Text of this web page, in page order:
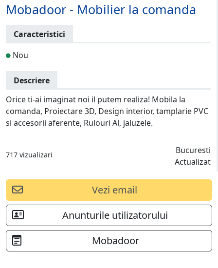
Mobadoor - Mobilier la comanda
Caracteristici
Nou
Descriere
Orice ti-ai imaginat noi il putem realiza! Mobila la
comanda, Proiectare 3D, Design interior, tamplarie PVC
si accesorii aferente, Rulouri Al, jaluzele.
717 vizualizari
Bucuresti
Actualizat
Vezi email
Anunturile utilizatorului
Mobadoor